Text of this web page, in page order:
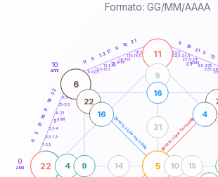
Formato: GG/MM/AAAA
generazione maschile generazione femminile
0
anni
10
anni
1-2,5
2,5-3,5
3,5-4
6-7,5
7,5-8,5
8,5-9
11-12,5
12,5-13,5
13,5-14
16-17,5
17,5-18,5
18,5-19
21-22,5
22,5-23,5
23,5-24
26-27,5
27,5-
9
5
15
10
8
16
22
11
5
22 17
9
10
21 9
16
21 5
13
22
11
5
6
4
9
9
16
10 15
14
21
22
16 4
5anni
15 anni 25anni